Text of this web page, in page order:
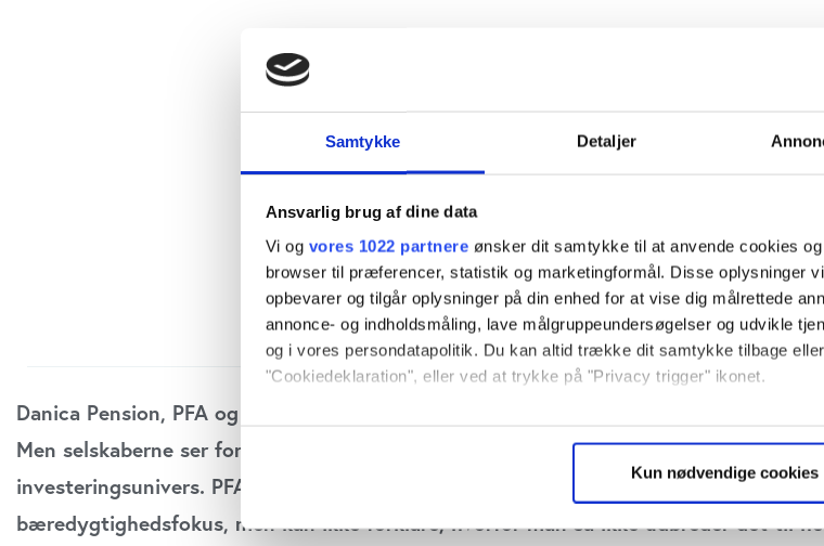
Samtykke Detaljer
Ansvarlig brug af dine data
Vi og vores 1022 partnere ønsker dit samtykke til at anvende cookies
browser til præferencer, statistik og marketingformål. Disse oplysninger
opbevarer og tilgår oplysninger på din enhed for at vise dig målrettede
annonce- og indholdsmåling, lave målgruppeundersøgelser og udvikle
og i vores persondatapolitik. Du kan altid trække dit samtykke tilbage
"Cookiedeklaration", eller ved at trykke på "Privacy trigger" ikonet.
Hvis du tillader det, vil vi også gerne:
Identificere din enhed baseret på en scanning af dens unikke
Kun nødvendige cookies
Danica Pension, PFA og Velliv tilbyder valgfrie produkter med særligt
Men selskaberne ser forskelligt på afkastkonsekvenser for kunderne af det
investeringsunivers. PFA og Velliv mener, at der højst er kortsigtede tab ved det
bæredygtighedsfokus, men kan ikke forklare, hvorfor man så ikke udbreder det til